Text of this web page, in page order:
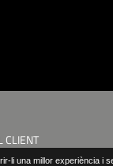
li una millor experiència
CLIENT